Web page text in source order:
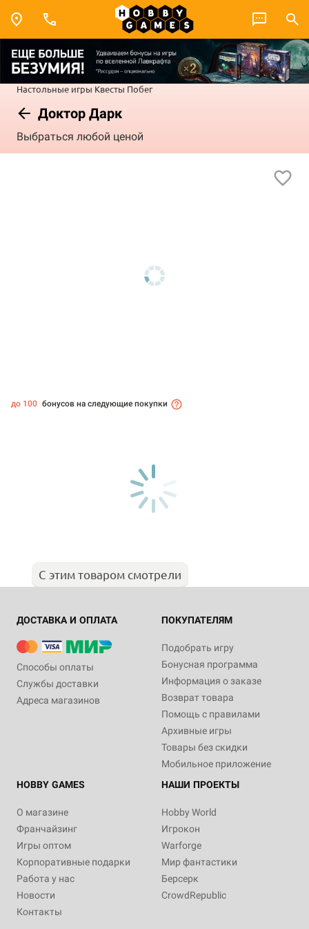
Настольные игры Квесты Побег
Доктор Дарк
Выбраться любой ценой
до 100 бонусов на следующие покупки
С этим товаром смотрели
ДОСТАВКА И ОПЛАТА
Способы оплаты
Службы доставки
Адреса магазинов
ПОКУПАТЕЛЯМ
Подобрать игру
Бонусная программа
Информация о заказе
Возврат товара
Помощь с правилами
Архивные игры
Товары без скидки
Мобильное приложение
HOBBY GAMES
О магазине
Франчайзинг
Игры оптом
Корпоративные подарки
Работа у нас
Новости
Контакты
НАШИ ПРОЕКТЫ
Hobby World
Игрокон
Warforge
Мир фантастики
Берсерк
CrowdRepublic